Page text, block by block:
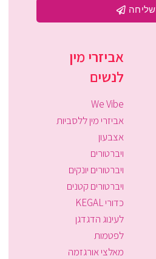
שליחה
אביזרי מין
לנשים
We Vibe
אביזרי מין ללסביות
אצבעון
ויברטורים
ויברטורים יונקים
ויברטורים קטנים
כדורי KEGAL
לעינוג הדגדגן
לפטמות
מאלצי אורגזמה